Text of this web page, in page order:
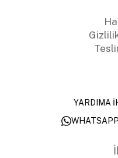
YARDIMA
WHATSAPP